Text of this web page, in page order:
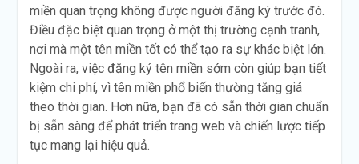
miền quan trọng không được người đăng ký trước đó.
Điều đặc biệt quan trọng ở một thị trường cạnh tranh,
nơi mà một tên miền tốt có thể tạo ra sự khác biệt lớn.
Ngoài ra, việc đăng ký tên miền sớm còn giúp bạn tiết
kiệm chi phí, vì tên miền phổ biến thường tăng giá
theo thời gian. Hơn nữa, bạn đã có sẵn thời gian chuẩn
bị sẵn sàng để phát triển trang web và chiến lược tiếp
tục mang lại hiệu quả.